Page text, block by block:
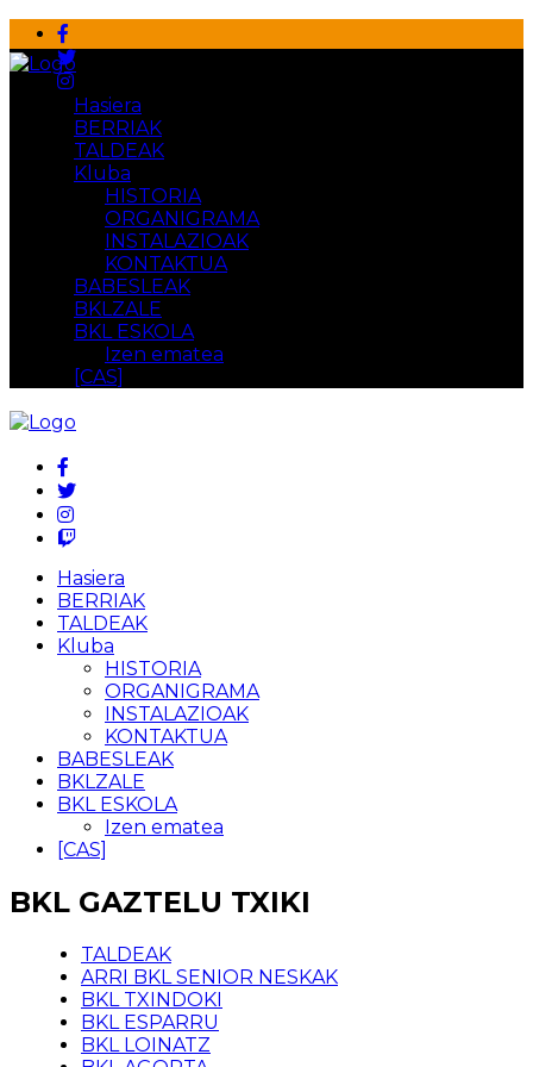
Hasiera
BERRIAK
TALDEAK
Kluba
HISTORIA
ORGANIGRAMA
INSTALAZIOAK
KONTAKTUA
BABESLEAK
BKLZALE
BKL ESKOLA
Izen ematea
[CAS]
Hasiera
BERRIAK
TALDEAK
Kluba
HISTORIA
ORGANIGRAMA
INSTALAZIOAK
KONTAKTUA
BABESLEAK
BKLZALE
BKL ESKOLA
Izen ematea
[CAS]
BKL GAZTELU TXIKI
TALDEAK
ARRI BKL SENIOR NESKAK
BKL TXINDOKI
BKL ESPARRU
BKL LOINATZ